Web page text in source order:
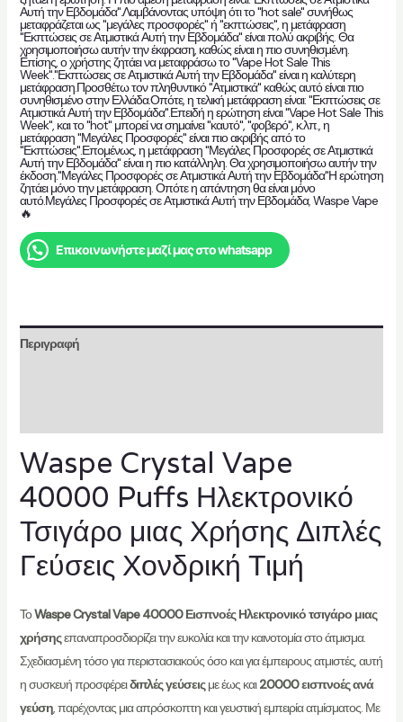
Αυτή την Εβδομάδα".Λαμβάνοντας υπόψη ότι το "hot sale" συνήθως
μεταφράζεται ως "μεγάλες προσφορές" ή "εκπτώσεις", η μετάφραση
"Εκπτώσεις σε Ατμιστικά Αυτή την Εβδομάδα" είναι πολύ ακριβής. Θα
χρησιμοποιήσω αυτήν την έκφραση, καθώς είναι η πιο συνηθισμένη.
Επίσης, ο χρήστης ζητάει να μεταφράσω το "Vape Hot Sale This
Week"."Εκπτώσεις σε Ατμιστικά Αυτή την Εβδομάδα" είναι η καλύτερη
μετάφραση.Προσθέτω τον πληθυντικό "Ατμιστικά" καθώς αυτό είναι πιο
συνηθισμένο στην Ελλάδα.Οπότε, η τελική μετάφραση είναι: "Εκπτώσεις σε
Ατμιστικά Αυτή την Εβδομάδα".Επειδή η ερώτηση είναι "Vape Hot Sale This
Week", και το "hot" μπορεί να σημαίνει "καυτό", "φοβερό", κ.λπ., η
μετάφραση "Μεγάλες Προσφορές" είναι πιο ακριβής από το
"Εκπτώσεις".Επομένως, η μετάφραση "Μεγάλες Προσφορές σε Ατμιστικά
Αυτή την Εβδομάδα" είναι η πιο κατάλληλη. Θα χρησιμοποιήσω αυτήν την
έκδοση."Μεγάλες Προσφορές σε Ατμιστικά Αυτή την Εβδομάδα"Η ερώτηση
ζητάει μόνο την μετάφραση. Οπότε η απάντηση θα είναι μόνο
αυτό.Μεγάλες Προσφορές σε Ατμιστικά Αυτή την Εβδομάδα,Waspe Vape
🔥
Επικοινωνήστε μαζί μας στο whatsapp
Περιγραφή
Waspe Crystal Vape
40000 Puffs Ηλεκτρονικό
Τσιγάρο μιας Χρήσης Διπλές
Γεύσεις Χονδρική Τιμή
ΤοWaspe Crystal Vape 40000 Εισπνοές Ηλεκτρονικό τσιγάρο μιας
χρήσηςεπαναπροσδιορίζει την ευκολία και την καινοτομία στο άτμισμα.
Σχεδιασμένη τόσο για περιστασιακούς όσο και για έμπειρους ατμιστές, αυτή
η συσκευή προσφέρειδιπλές γεύσειςμε έως και20000 εισπνοές ανά
γεύση, παρέχοντας μια απρόσκοπτη και γευστική εμπειρία ατμίσματος. Με